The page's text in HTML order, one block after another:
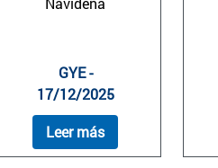
GYE -
17/12/2025
Leer más